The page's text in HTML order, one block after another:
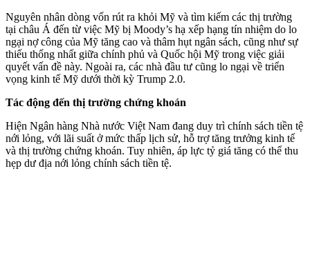
Nguyên nhân dòng vốn rút ra khỏi Mỹ và tìm kiếm các thị trường
tại châu Á đến từ việc Mỹ bị Moody’s hạ xếp hạng tín nhiệm do lo
ngại nợ công của Mỹ tăng cao và thâm hụt ngân sách, cũng như sự
thiếu thống nhất giữa chính phủ và Quốc hội Mỹ trong việc giải
quyết vấn đề này. Ngoài ra, các nhà đầu tư cũng lo ngại về triển
vọng kinh tế Mỹ dưới thời kỳ Trump 2.0.
Tác động đến thị trường chứng khoán
Hiện Ngân hàng Nhà nước Việt Nam đang duy trì chính sách tiền tệ
nới lỏng, với lãi suất ở mức thấp lịch sử, hỗ trợ tăng trưởng kinh tế
và thị trường chứng khoán. Tuy nhiên, áp lực tỷ giá tăng có thể thu
hẹp dư địa nới lỏng chính sách tiền tệ.